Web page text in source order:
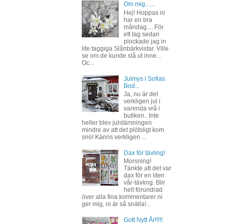
Om mig......
Hej! Hoppas ni
har en bra
måndag.... För
ett tag sedan
plockade jag in
lite taggiga Slånbärkvistar. Ville
se om de kunde slå ut inne...
Oc...
Julmys i Sofias
Bod...
Ja, nu är det
verkligen jul i
varenda vrå i
butiken.. Inte
heller blev julstämningen
mindre av att det plötsligt kom
snö! Känns verkligen ...
Dax för tävling!
Morsning!
Tänkte att det var
dax för en liten
vår-tävling. Blir
helt förundrad
över alla fina kommentarer ni
ger mig, ni är så snälla!...
Gott Nytt År!!!!!